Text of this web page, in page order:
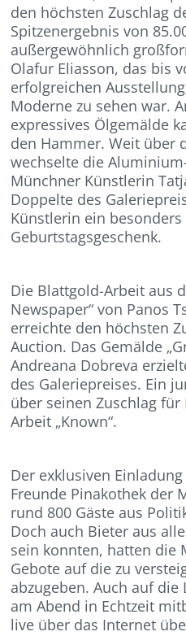
den höchsten Zuschlag
Spitzenergebnis von
außergewöhnlich
Olafur Eliasson, das bis
erfolgreichen
Moderne zu sehen war.
expressives Ölgemälde
den Hammer. Weit über
wechselte die
Münchner Künstlerin
Doppelte des
Künstlerin ein besonders
Geburtstagsgeschenk.
Die Blattgold-Arbeit aus
Newspaper“ von Panos
erreichte den höchsten
Auction. Das Gemälde
Andreana Dobreva
des Galeriepreises. Ein
über seinen Zuschlag
Arbeit „Known“.
Der exklusiven
Freunde Pinakothek der
rund 800 Gäste aus
Doch auch Bieter aus
sein konnten, hatten die
Gebote auf die zu
abzugeben. Auch auf die
am Abend in Echtzeit
live über das Internet